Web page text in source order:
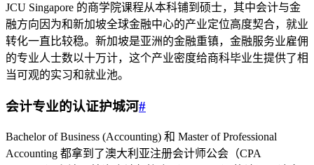
JCU Singapore 的商学院课程从本科铺到硕士，其中会计与金
融方向因为和新加坡全球金融中心的产业定位高度契合，就业
转化一直比较稳。新加坡是亚洲的金融重镇，金融服务业雇佣
的专业人士数以十万计，这个产业密度给商科毕业生提供了相
当可观的实习和就业池。
会计专业的认证护城河#
Bachelor of Business (Accounting) 和 Master of Professional
Accounting 都拿到了澳大利亚注册会计师公会（CPA